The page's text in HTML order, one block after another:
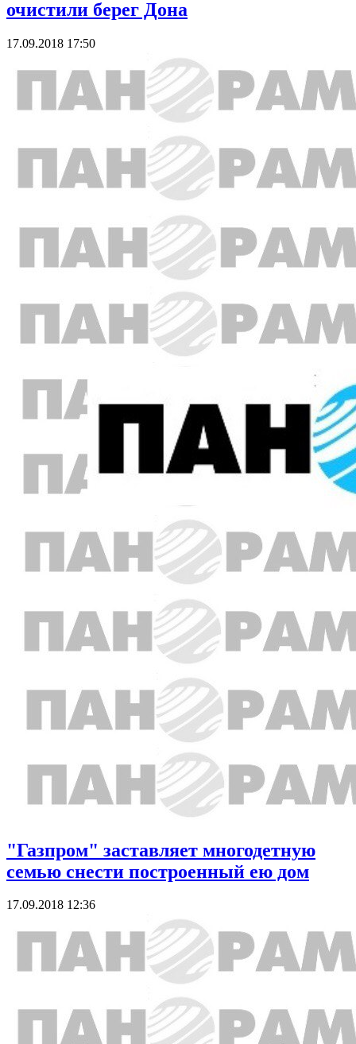
очистили берег Дона
17.09.2018 17:50
"Газпром" заставляет многодетную
семью снести построенный ею дом
17.09.2018 12:36